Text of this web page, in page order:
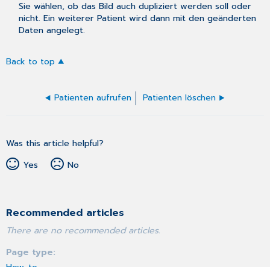
Sie wählen, ob das Bild auch dupliziert werden soll oder
nicht. Ein weiterer Patient wird dann mit den geänderten
Daten angelegt.
Back to top
Patienten aufrufen Patienten löschen
Was this article helpful?
Yes
No
Recommended articles
There are no recommended articles.
Page type